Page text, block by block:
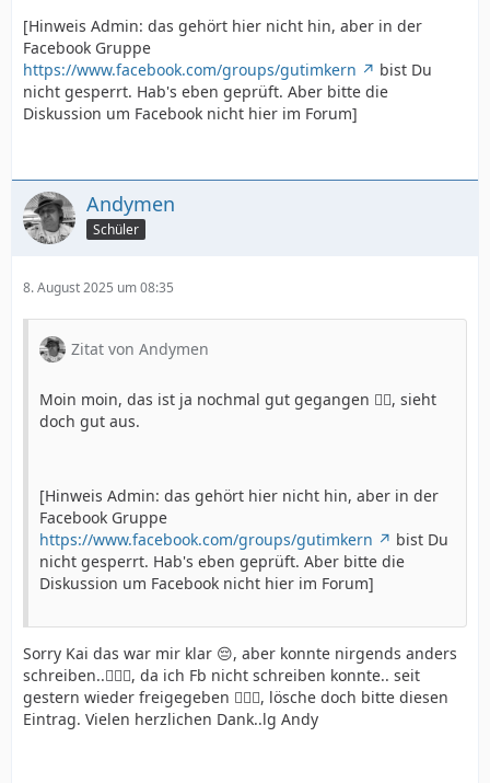
[Hinweis Admin: das gehört hier nicht hin, aber in der
Facebook Gruppe
https://www.facebook.com/groups/gutimkern
bist Du
nicht gesperrt. Hab's eben geprüft. Aber bitte die
Diskussion um Facebook nicht hier im Forum]
Andymen
Schüler
8. August 2025 um 08:35
Zitat von Andymen
Moin moin, das ist ja nochmal gut gegangen 👍🏻, sieht
doch gut aus.
[Hinweis Admin: das gehört hier nicht hin, aber in der
Facebook Gruppe
https://www.facebook.com/groups/gutimkern
bist Du
nicht gesperrt. Hab's eben geprüft. Aber bitte die
Diskussion um Facebook nicht hier im Forum]
Sorry Kai das war mir klar 😔, aber konnte nirgends anders
schreiben..🤷🏻‍♂️, da ich Fb nicht schreiben konnte.. seit
gestern wieder freigegeben 🤷🏻‍♂️, lösche doch bitte diesen
Eintrag. Vielen herzlichen Dank..lg Andy